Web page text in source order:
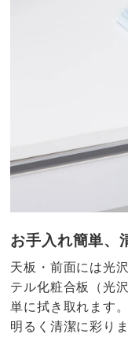
お手入れ簡単、
天板・前面には光
テル化粧合板（光
単に拭き取れます
明るく清潔に彩りま